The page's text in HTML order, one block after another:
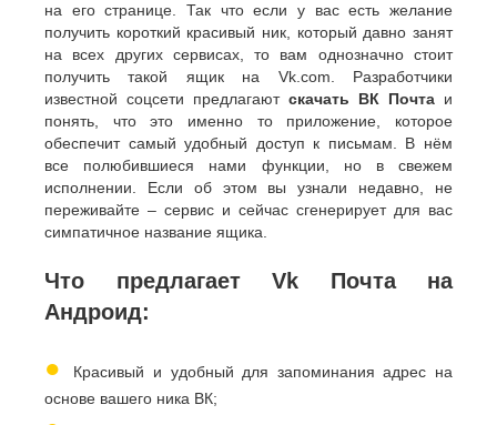
на его странице. Так что если у вас есть желание
получить короткий красивый ник, который давно занят
на всех других сервисах, то вам однозначно стоит
получить такой ящик на Vk.com. Разработчики
известной соцсети предлагают скачать ВК Почта и
понять, что это именно то приложение, которое
обеспечит самый удобный доступ к письмам. В нём
все полюбившиеся нами функции, но в свежем
исполнении. Если об этом вы узнали недавно, не
переживайте – сервис и сейчас сгенерирует для вас
симпатичное название ящика.
Что предлагает Vk Почта на
Андроид:
●
Красивый и удобный для запоминания адрес на
основе вашего ника ВК;